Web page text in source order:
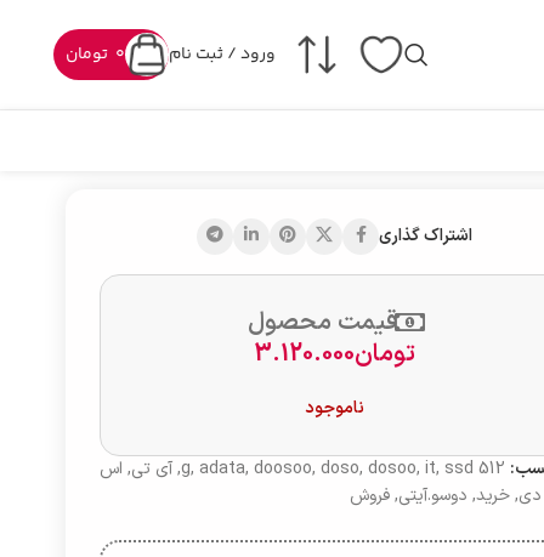
ورود / ثبت نام تومان 0
اشتراک گذاری
قیمت محصول
تومان3.120.000
ناموجود
512 g
, adata, doosoo, doso, dosoo, it, ssd
, آی تی, اس
, خرید, دوسو.آیتی, فروش